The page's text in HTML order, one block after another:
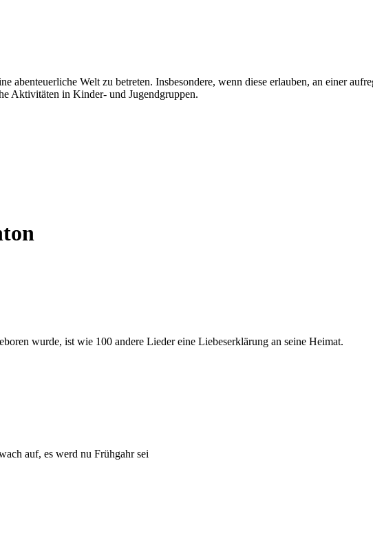
abenteuerliche Welt zu betreten. Insbesondere, wenn diese erlauben, an einer
Aktivitäten in Kinder- und Jugendgruppen.
wurde, ist wie 100 andere Lieder eine Liebeserklärung an seine Heimat.
auf, es werd nu Frühgahr sei